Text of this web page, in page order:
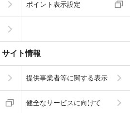
ポイント表示設定
サイト情報
提供事業者等に関する表示
健全なサービスに向けて